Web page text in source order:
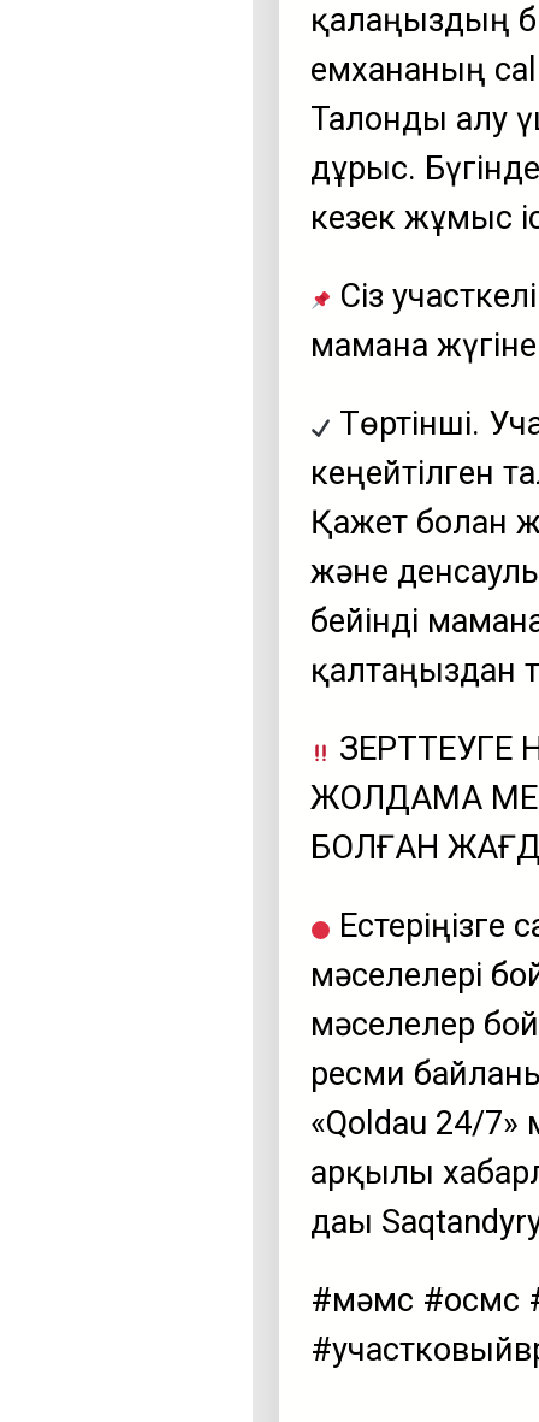
қалаңыздың
емхананың
Талонды алу
дұрыс.
кезек жұмыс
Сіз
маманға
Төртінші.
кеңейтілген
Қажет болған
және
бейінді
қалтаңыздан
ЗЕРТТЕУГЕ
ЖОЛДАМА
БОЛҒАН
мәселелері
мәселелер
ресми
«Qoldau 24/
арқылы
дағы
#мәмс #осмс